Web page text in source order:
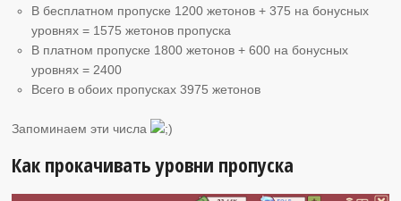
В бесплатном пропуске 1200 жетонов + 375 на бонусных
уровнях = 1575 жетонов пропуска
В платном пропуске 1800 жетонов + 600 на бонусных
уровнях = 2400
Всего в обоих пропусках 3975 жетонов
Запоминаем эти числа
Как прокачивать уровни пропуска